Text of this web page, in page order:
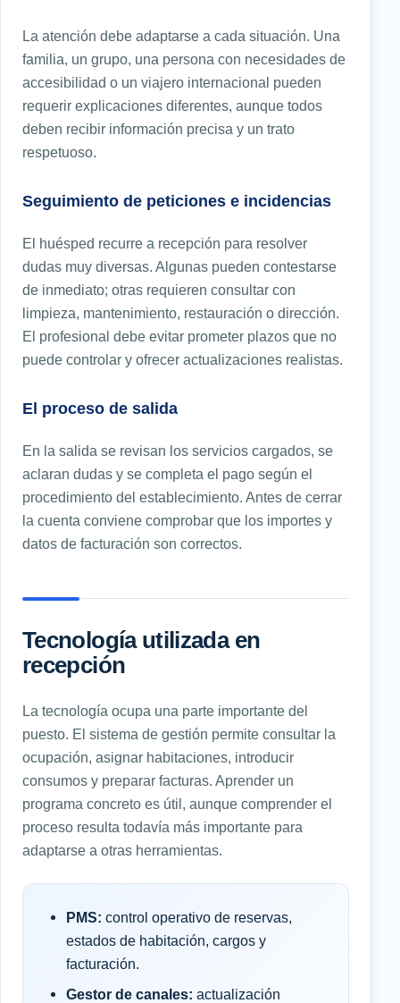
La atención debe adaptarse a cada situación. Una
familia, un grupo, una persona con necesidades de
accesibilidad o un viajero internacional pueden
requerir explicaciones diferentes, aunque todos
deben recibir información precisa y un trato
respetuoso.
Seguimiento de peticiones e incidencias
El huésped recurre a recepción para resolver
dudas muy diversas. Algunas pueden contestarse
de inmediato; otras requieren consultar con
limpieza, mantenimiento, restauración o dirección.
El profesional debe evitar prometer plazos que no
puede controlar y ofrecer actualizaciones realistas.
El proceso de salida
En la salida se revisan los servicios cargados, se
aclaran dudas y se completa el pago según el
procedimiento del establecimiento. Antes de cerrar
la cuenta conviene comprobar que los importes y
datos de facturación son correctos.
Tecnología utilizada en
recepción
La tecnología ocupa una parte importante del
puesto. El sistema de gestión permite consultar la
ocupación, asignar habitaciones, introducir
consumos y preparar facturas. Aprender un
programa concreto es útil, aunque comprender el
proceso resulta todavía más importante para
adaptarse a otras herramientas.
PMS: control operativo de reservas,
estados de habitación, cargos y
facturación.
Gestor de canales: actualización